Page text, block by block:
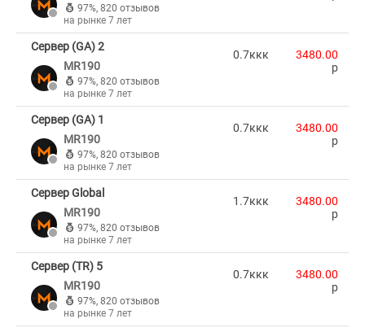
97%, 820 отзывов
на рынке 7 лет
Сервер (GA) 2
MR190
97%, 820 отзывов
на рынке 7 лет
0.7ккк
3480.00
p
Сервер (GA) 1
MR190
97%, 820 отзывов
на рынке 7 лет
0.7ккк
3480.00
p
Сервер Global
MR190
97%, 820 отзывов
на рынке 7 лет
1.7ккк
3480.00
p
Сервер (TR) 5
MR190
97%, 820 отзывов
на рынке 7 лет
0.7ккк
3480.00
p